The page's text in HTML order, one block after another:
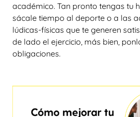
académico. Tan pronto tengas tu
sácale tiempo al deporte o a las
lúdicas-físicas que te generen
de lado el ejercicio, más bien,
obligaciones.